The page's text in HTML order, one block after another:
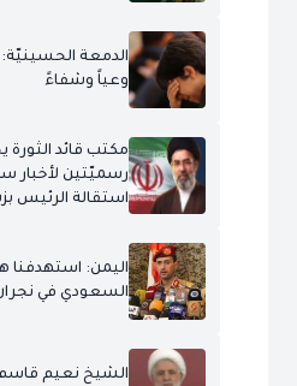
الدمعة
وعياً وشفاءً
مكتب قائد الثورة
رسميّتين لأخبار
استقالة الرئيس
اليمن: استهدفنا
السعودي في
الشيخ نعيم